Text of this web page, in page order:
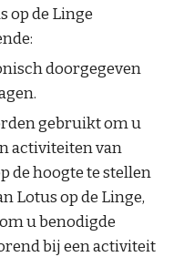
op de Linge
doorgegeven
gebruikt om u
activiteiten van
de hoogte te stellen
Lotus op de Linge,
u benodigde
bij een activiteit